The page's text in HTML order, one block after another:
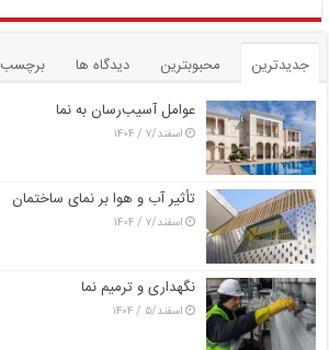
جدیدترین محبوبترین دیدگاه ها
برچسب
عوامل آسیب‌رسان به نما
اسفند/۷ / ۱۴۰۴
تأثیر آب و هوا بر نمای ساختمان
اسفند/۷ / ۱۴۰۴
نگهداری و ترمیم نما
اسفند/۵ / ۱۴۰۴